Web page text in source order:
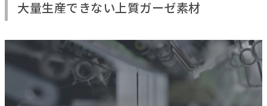
大量生産できない上質ガーゼ素材